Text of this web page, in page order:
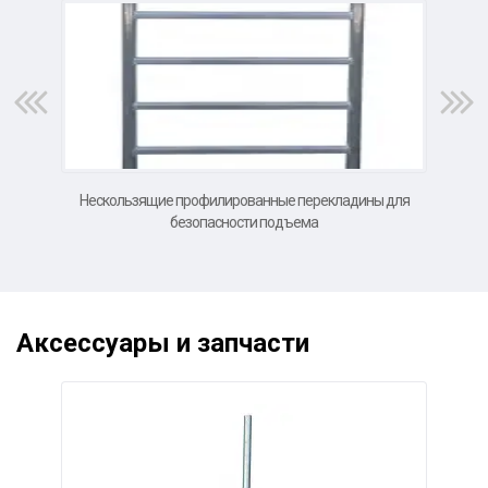
Нескользящие профилированные перекладины для
безопасности подъема
Аксессуары и запчасти